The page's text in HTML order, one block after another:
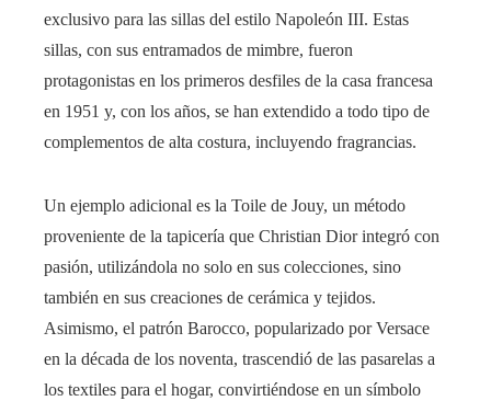
exclusivo para las sillas del estilo Napoleón III. Estas
sillas, con sus entramados de mimbre, fueron
protagonistas en los primeros desfiles de la casa francesa
en 1951 y, con los años, se han extendido a todo tipo de
complementos de alta costura, incluyendo fragrancias.
Un ejemplo adicional es la Toile de Jouy, un método
proveniente de la tapicería que Christian Dior integró con
pasión, utilizándola no solo en sus colecciones, sino
también en sus creaciones de cerámica y tejidos.
Asimismo, el patrón Barocco, popularizado por Versace
en la década de los noventa, trascendió de las pasarelas a
los textiles para el hogar, convirtiéndose en un símbolo